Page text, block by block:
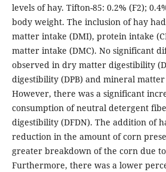
levels of hay. Tifton-85: 0.2% (F2);
body weight. The inclusion of hay
matter intake (DMI), protein intake
matter intake (DMC). No significant
observed in dry matter digestibility
digestibility (DPB) and mineral
However, there was a significant
consumption of neutral detergent
digestibility (DFDN). The addition of
reduction in the amount of corn
greater breakdown of the corn due
Furthermore, there was a lower